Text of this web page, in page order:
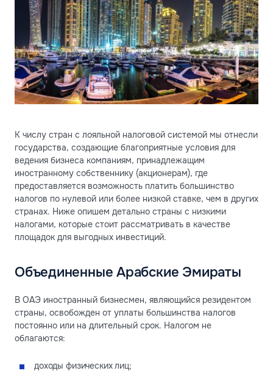
К числу стран с лояльной налоговой системой мы отнесли
государства, создающие благоприятные условия для
ведения бизнеса компаниям, принадлежащим
иностранному собственнику (акционерам), где
предоставляется возможность платить большинство
налогов по нулевой или более низкой ставке, чем в других
странах. Ниже опишем детально страны с низкими
налогами, которые стоит рассматривать в качестве
площадок для выгодных инвестиций.
Объединенные Арабские Эмираты
В ОАЭ иностранный бизнесмен, являющийся резидентом
страны, освобожден от уплаты большинства налогов
постоянно или на длительный срок. Налогом не
облагаются:
доходы физических лиц;